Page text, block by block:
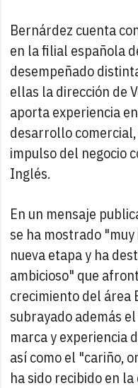
Bernárdez cuenta
en la filial española
desempeñado
ellas la dirección de
aporta experiencia
desarrollo
impulso del negocio
Inglés.
En un mensaje
se ha mostrado
nueva etapa y ha
ambicioso" que
crecimiento del área
subrayado además
marca y experiencia
así como el "cariño,
ha sido recibido en